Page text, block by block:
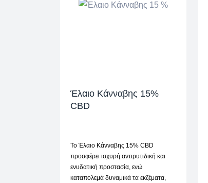
Έλαιο Κάνναβης 15%
CBD
Το Έλαιο Κάνναβης 15% CBD
προσφέρει ισχυρή αντιρυτιδική και
ενυδατική προστασία, ενώ
καταπολεμά δυναμικά τα εκζέματα,